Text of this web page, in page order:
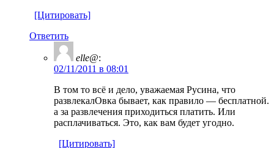
[Цитировать]
Ответить
elle@:
02/11/2011 в 08:01
В том то всё и дело, уважаемая Русина, что
развлекалОвка бывает, как правило — бесплатной.
а за развлечения приходиться платить. Или
расплачиваться. Это, как вам будет угодно.
[Цитировать]